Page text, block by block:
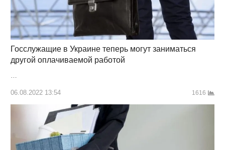
Госслужащие в Украине теперь могут заниматься
другой оплачиваемой работой
…
06.08.2022 13:54 1616